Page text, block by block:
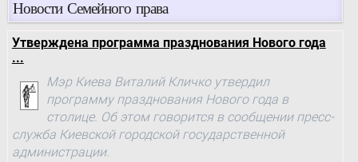
Новости Семейного права
Утверждена программа празднования Нового года
...
Мэр Киева Виталий Кличко утвердил
программу празднования Нового года в
столице. Об этом говорится в сообщении пресс-
служба Киевской городской государственной
администрации.